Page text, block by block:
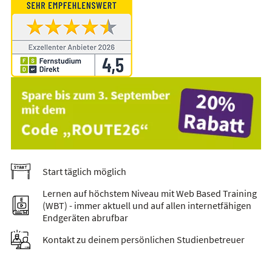
Start täglich möglich
Lernen auf höchstem Niveau mit Web Based Training
(WBT) - immer aktuell und auf allen internetfähigen
Endgeräten abrufbar
Kontakt zu deinem persönlichen Studienbetreuer